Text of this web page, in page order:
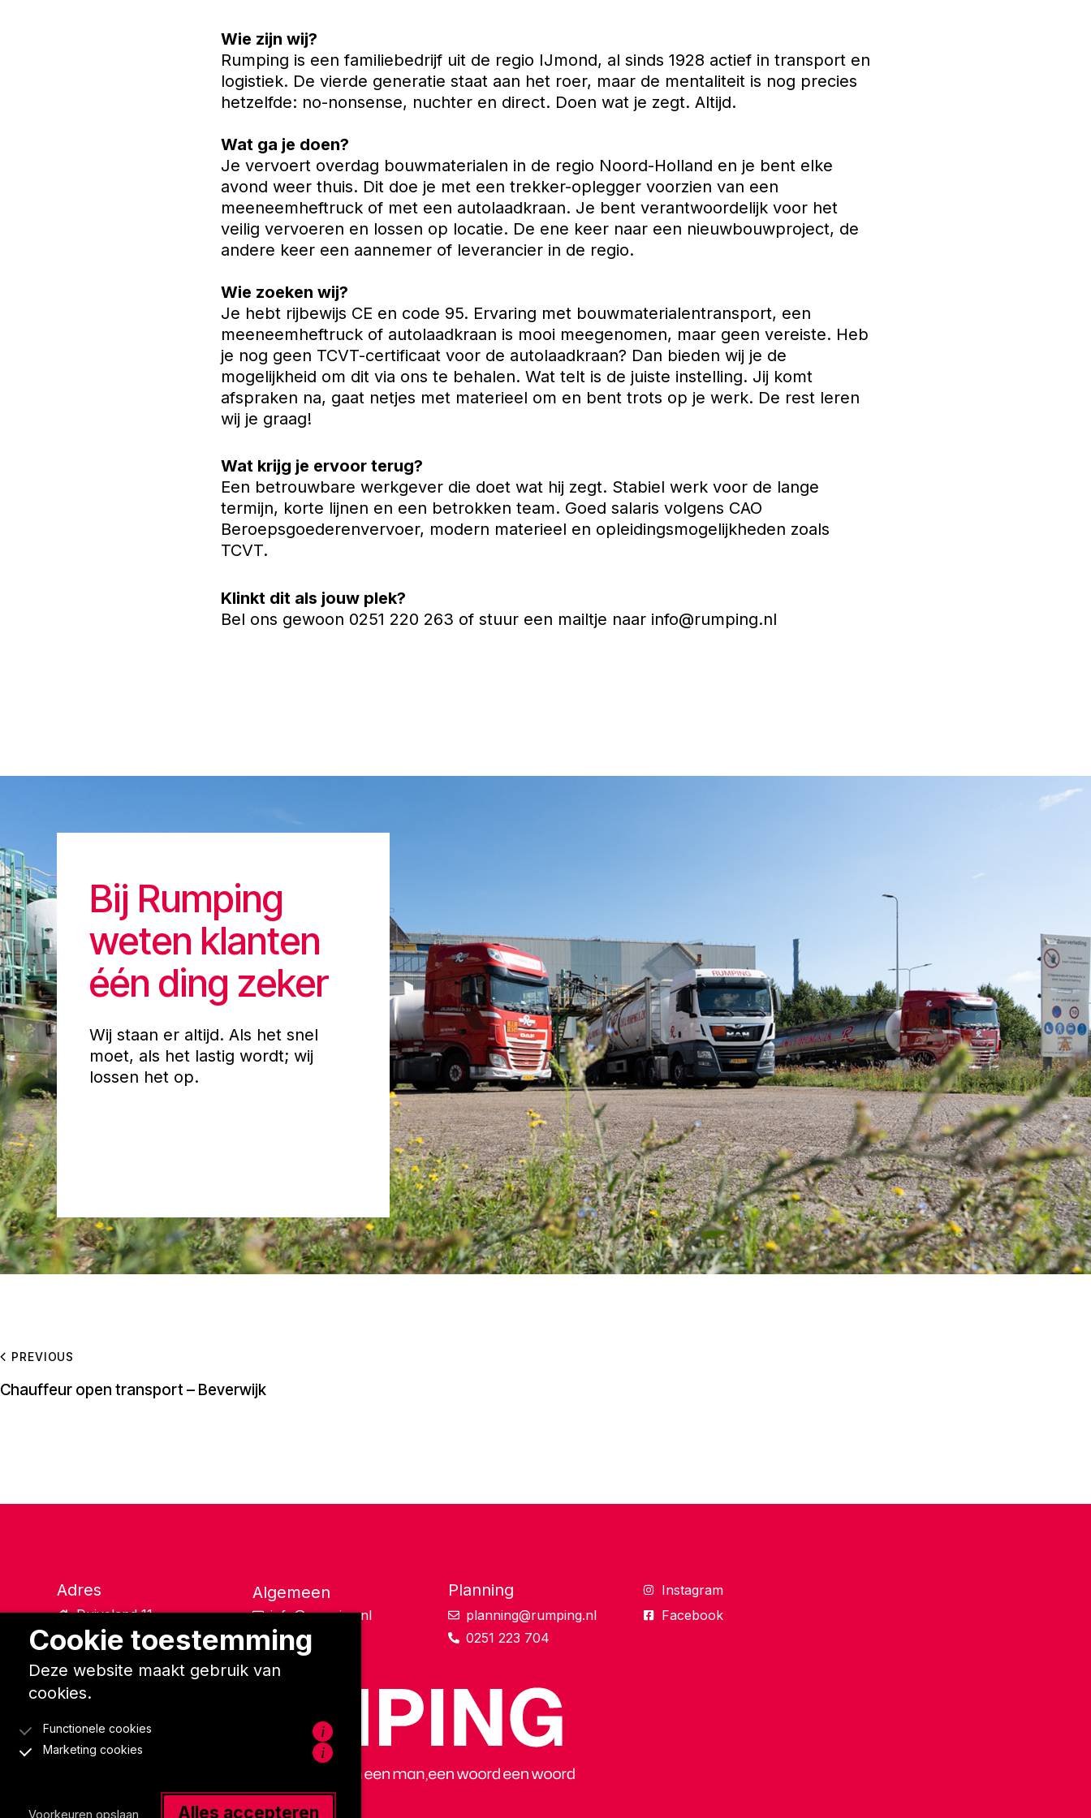
Wie zijn wij?
Rumping is een familiebedrijf uit de regio IJmond, al sinds 1928 actief in transport en
logistiek. De vierde generatie staat aan het roer, maar de mentaliteit is nog precies
hetzelfde: no-nonsense, nuchter en direct. Doen wat je zegt. Altijd.
Wat ga je doen?
Je vervoert overdag bouwmaterialen in de regio Noord-Holland en je bent elke
avond weer thuis. Dit doe je met een trekker-oplegger voorzien van een
meeneemheftruck of met een autolaadkraan. Je bent verantwoordelijk voor het
veilig vervoeren en lossen op locatie. De ene keer naar een nieuwbouwproject, de
andere keer een aannemer of leverancier in de regio.
Wie zoeken wij?
Je hebt rijbewijs CE en code 95. Ervaring met bouwmaterialentransport, een
meeneemheftruck of autolaadkraan is mooi meegenomen, maar geen vereiste. Heb
je nog geen TCVT-certificaat voor de autolaadkraan? Dan bieden wij je de
mogelijkheid om dit via ons te behalen. Wat telt is de juiste instelling. Jij komt
afspraken na, gaat netjes met materieel om en bent trots op je werk. De rest leren
wij je graag!
Wat krijg je ervoor terug?
Een betrouwbare werkgever die doet wat hij zegt. Stabiel werk voor de lange
termijn, korte lijnen en een betrokken team. Goed salaris volgens CAO
Beroepsgoederenvervoer, modern materieel en opleidingsmogelijkheden zoals
TCVT.
Klinkt dit als jouw plek?
Bel ons gewoon 0251 220 263 of stuur een mailtje naar info@rumping.nl
Bij Rumping
weten klanten
één ding zeker
Wij staan er altijd. Als het snel
moet, als het lastig wordt; wij
lossen het op.
PREVIOUS
Chauffeur open transport – Beverwijk
Adres
Duiveland 11
1948 RB Beverwijk
Algemeen
info@rumping.nl
0251 220 263
Planning
planning@rumping.nl
0251 223 704
Instagram
Facebook
Cookie toestemming
Deze website maakt gebruik van
cookies.
Functionele cookies i
Marketing cookies i
Voorkeuren opslaan Alles accepteren